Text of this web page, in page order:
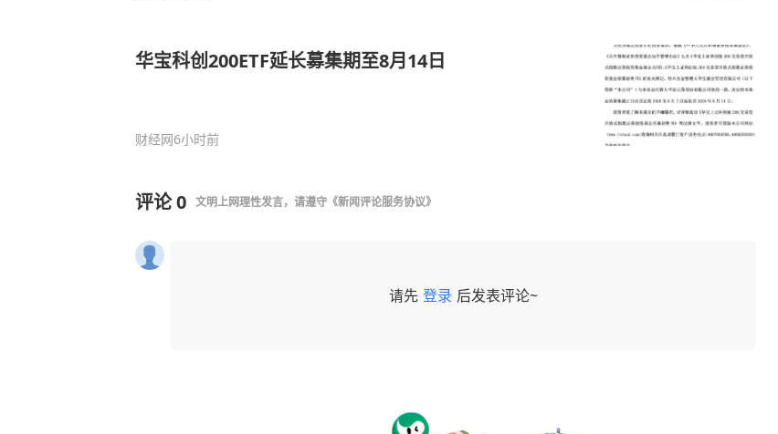
华宝科创200ETF延长募集期至8月14日
财经网6小时前
评论0 文明上网理性发言，请遵守 《新闻评论服务协议》
请先 登录 后发表评论~